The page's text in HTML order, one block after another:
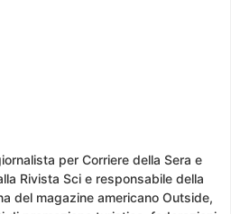
per Corriere della Sera e
Rivista Sci e responsabile della
del magazine americano Outside,